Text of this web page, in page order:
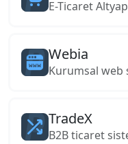
E-Ticaret
Webia
Kurumsal web
TradeX
B2B ticaret